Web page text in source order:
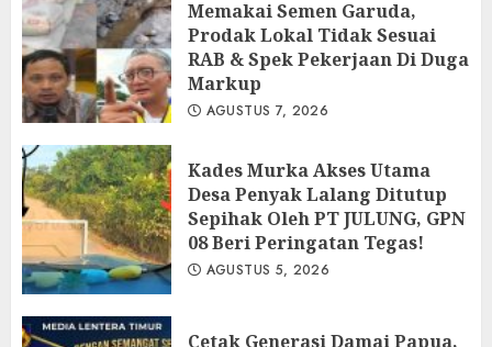
Memakai Semen Garuda,
Prodak Lokal Tidak Sesuai
RAB & Spek Pekerjaan Di Duga
Markup
AGUSTUS 7, 2026
Kades Murka Akses Utama
Desa Penyak Lalang Ditutup
Sepihak Oleh PT JULUNG, GPN
08 Beri Peringatan Tegas!
AGUSTUS 5, 2026
Cetak Generasi Damai Papua,